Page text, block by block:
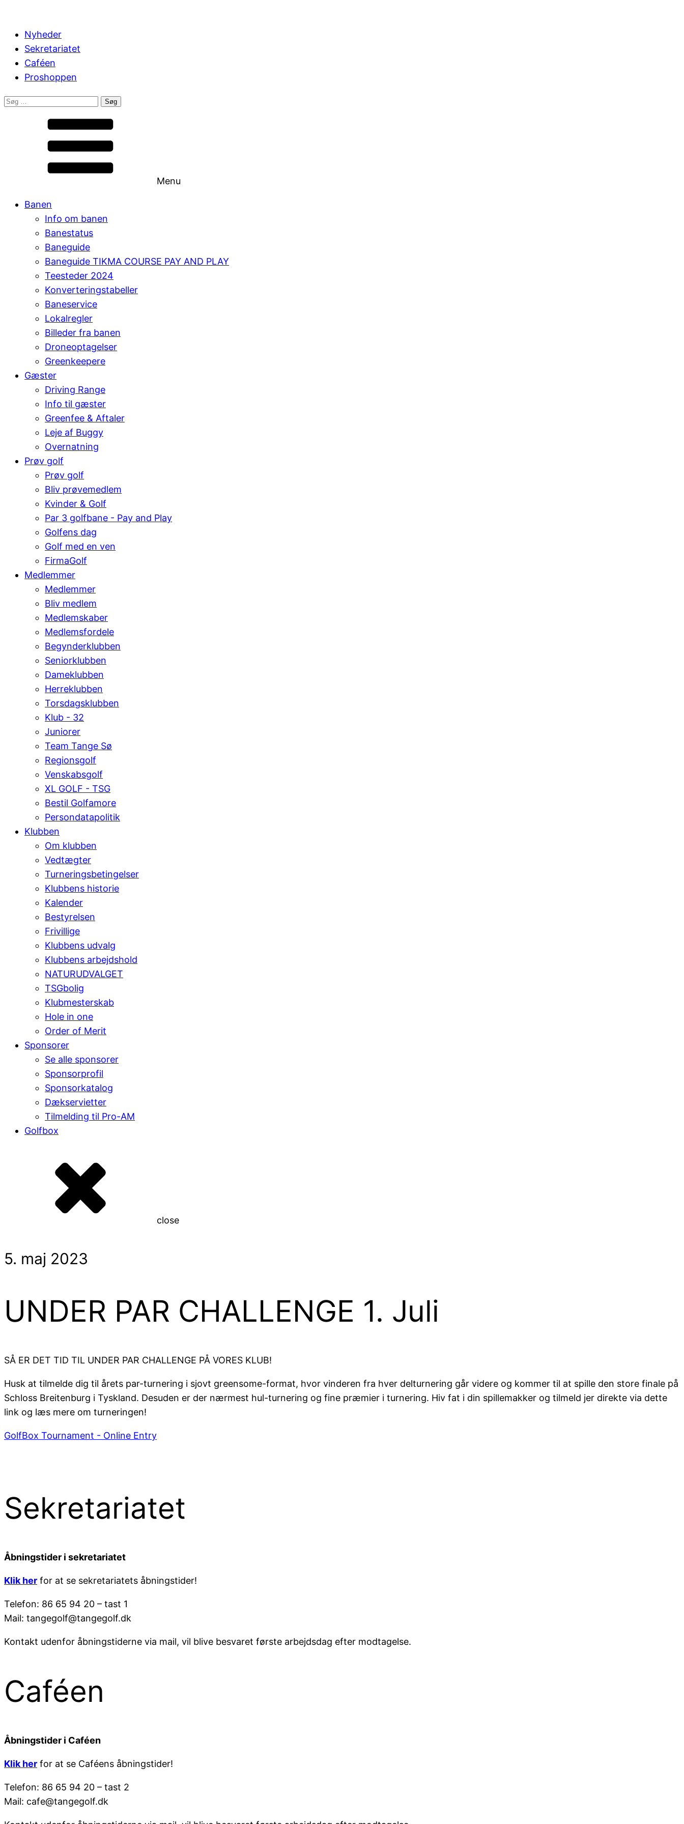
Nyheder
Sekretariatet
Caféen
Proshoppen
Søg
Menu
Banen
Info om banen
Banestatus
Baneguide
Baneguide TIKMA COURSE PAY AND PLAY
Teesteder 2024
Konverteringstabeller
Baneservice
Lokalregler
Billeder fra banen
Droneoptagelser
Greenkeepere
Gæster
Driving Range
Info til gæster
Greenfee & Aftaler
Leje af Buggy
Overnatning
Prøv golf
Prøv golf
Bliv prøvemedlem
Kvinder & Golf
Par 3 golfbane - Pay and Play
Golfens dag
Golf med en ven
FirmaGolf
Medlemmer
Medlemmer
Bliv medlem
Medlemskaber
Medlemsfordele
Begynderklubben
Seniorklubben
Dameklubben
Herreklubben
Torsdagsklubben
Klub - 32
Juniorer
Team Tange Sø
Regionsgolf
Venskabsgolf
XL GOLF - TSG
Bestil Golfamore
Persondatapolitik
Klubben
Om klubben
Vedtægter
Turneringsbetingelser
Klubbens historie
Kalender
Bestyrelsen
Frivillige
Klubbens udvalg
Klubbens arbejdshold
NATURUDVALGET
TSGbolig
Klubmesterskab
Hole in one
Order of Merit
Sponsorer
Se alle sponsorer
Sponsorprofil
Sponsorkatalog
Dækservietter
Tilmelding til Pro-AM
Golfbox
close
5. maj 2023
UNDER PAR CHALLENGE 1. Juli
SÅ ER DET TID TIL UNDER PAR CHALLENGE PÅ VORES KLUB!
Husk at tilmelde dig til årets par-turnering i sjovt greensome-format, hvor vinderen fra hver delturnering går videre og kommer til at spille den store finale på
Schloss Breitenburg i Tyskland. Desuden er der nærmest hul-turnering og fine præmier i turnering. Hiv fat i din spillemakker og tilmeld jer direkte via dette
link og læs mere om turneringen!
GolfBox Tournament - Online Entry
Sekretariatet
Åbningstider i sekretariatet
Klik her for at se sekretariatets åbningstider!
Telefon: 86 65 94 20 – tast 1
Mail: tangegolf@tangegolf.dk
Kontakt udenfor åbningstiderne via mail, vil blive besvaret første arbejdsdag efter modtagelse.
Caféen
Åbningstider i Caféen
Klik her for at se Caféens åbningstider!
Telefon: 86 65 94 20 – tast 2
Mail: cafe@tangegolf.dk